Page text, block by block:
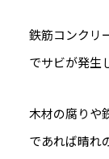
鉄筋コンクリ
でサビが発生
木材の腐りや
であれば晴れ